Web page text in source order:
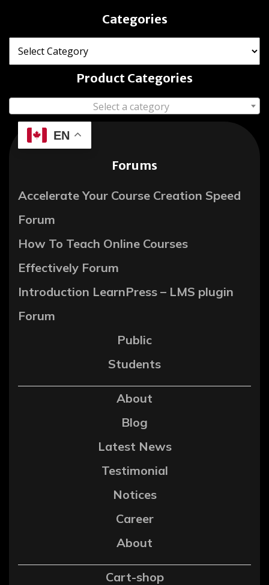
Categories
Product Categories
Select a category
EN
Forums
Accelerate Your Course Creation Speed
Forum
How To Teach Online Courses
Effectively Forum
Introduction LearnPress – LMS plugin
Forum
Public
Students
About
Blog
Latest News
Testimonial
Notices
Career
About
Cart-shop